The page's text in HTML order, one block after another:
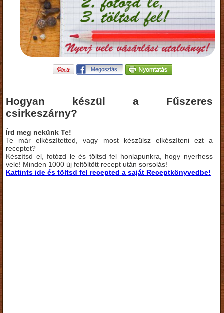
Hogyan készül a Fűszeres
csirkeszárny?
Írd meg nekünk Te!
Te már elkészítetted, vagy most készülsz elkészíteni ezt a
receptet?
Készítsd el, fotózd le és töltsd fel honlapunkra, hogy nyerhess
vele! Minden 1000 új feltöltött recept után sorsolás!
Kattints ide és töltsd fel recepted a saját Receptkönyvedbe!